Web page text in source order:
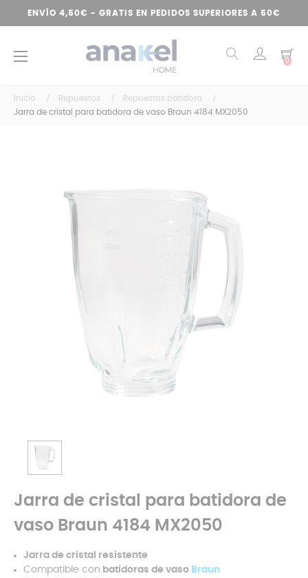
ENVÍO 4,50€ - GRATIS EN PEDIDOS SUPERIORES A 50€
Navegación
☰ 0
Inicio Repuestos
Repuestos batidora
Jarra de cristal para batidora de vaso Braun 4184 MX2050
Jarra de cristal para batidora de
vaso Braun 4184 MX2050
Jarra de cristal resistente
Compatible con batidoras de vaso Braun